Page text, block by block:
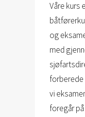
Våre kurs
og
med
vi
foregår